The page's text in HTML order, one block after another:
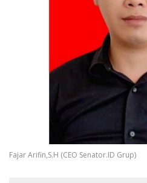
Fajar Arifin,S.H (CEO Senator.ID Grup)